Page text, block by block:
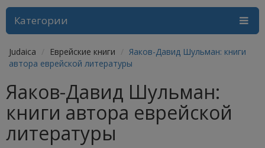
Категории
Judaica Еврейские книги
Яаков-Давид Шульман: книги
автора еврейской литературы
Яаков-Давид Шульман:
книги автора еврейской
литературы